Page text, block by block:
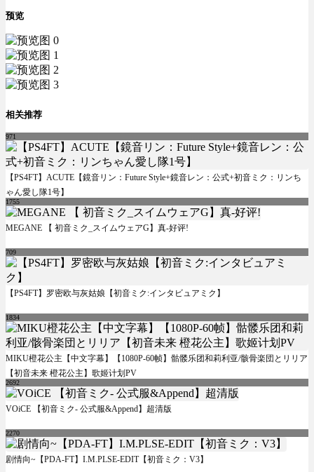
预览
相关推荐
971
【PS4FT】ACUTE【鏡音リン：Future Style+鏡音レン：公式+初音ミク：リンち
ゃん愛し隊1号】
1755
MEGANE 【 初音ミク_スイムウェアG】真-好评!
709
【PS4FT】罗密欧与灰姑娘【初音ミク:インタビュアミク】
1834
MIKU橙花公主【中文字幕】【1080P-60帧】骷髅乐团和莉利亚/骸骨楽団とリリア
【初音未来 橙花公主】歌姬计划PV
2692
VOiCE 【初音ミク- 公式服&Append】超清版
2270
剧情向~【PDA-FT】I.M.PLSE-EDIT【初音ミク：V3】